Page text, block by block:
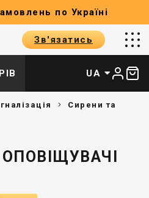
по Україні
Зв'язатись
UA
Сирени та